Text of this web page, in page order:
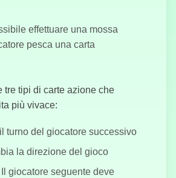
Hunter
effettuare una mossa
pesca una carta
tre tipi di carte azione che
più vivace:
turno del giocatore successivo
la direzione del gioco
Il giocatore seguente deve